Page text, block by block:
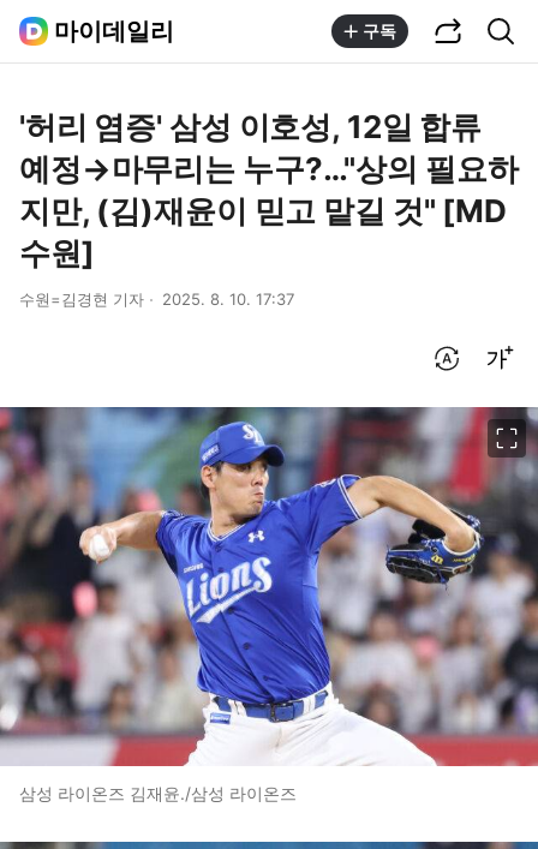
마이데일리 구독
'허리 염증' 삼성 이호성, 12일 합류
예정→마무리는 누구?…"상의 필요하
지만, (김)재윤이 믿고 맡길 것" [MD
수원]
수원=김경현 기자 2025. 8. 10. 17:37
삼성 라이온즈 김재윤./삼성 라이온즈